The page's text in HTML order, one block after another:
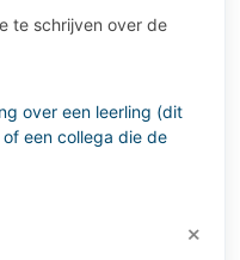
te schrijven over de
over een leerling (dit
een collega die de